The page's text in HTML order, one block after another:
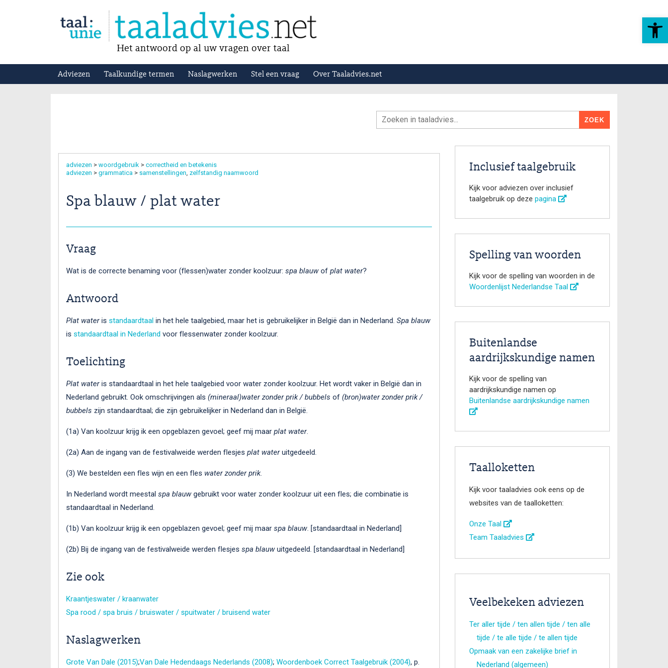
Toolbar openen
Het antwoord op al uw vragen over taal
Adviezen Taalkundige termen Naslagwerken Stel een vraag Over Taaladvies.net
adviezen > woordgebruik > correctheid en betekenis
adviezen > grammatica > samenstellingen zelfstandig naamwoord
Spa blauw / plat water
Vraag
Wat is de correcte benaming voor (flessen)water zonder koolzuur: spa blauw of plat water?
Antwoord
Plat wateris standaardtaal in het hele taalgebied, maar het is gebruikelijker in België dan in Nederland. Spa blauw
is standaardtaal in Nederland voor flessenwater zonder koolzuur.
Toelichting
Plat wateris standaardtaal in het hele taalgebied voor water zonder koolzuur. Het wordt vaker in België dan in
Nederland gebruikt. Ook omschrijvingen als (mineraal)water zonder prik / bubbels of (bron)water zonder prik /
bubbels zijn standaardtaal; die zijn gebruikelijker in Nederland dan in België.
(1a) Van koolzuur krijg ik een opgeblazen gevoel; geef mij maar plat water.
(2a) Aan de ingang van de festivalweide werden flesjes plat wateruitgedeeld.
(3) We bestelden een fles wijn en een fles water zonder prik.
In Nederland wordt meestal spa blauw gebruikt voor water zonder koolzuur uit een fles; die combinatie is
standaardtaal in Nederland.
(1b) Van koolzuur krijg ik een opgeblazen gevoel; geef mij maar spa blauw. [standaardtaal in Nederland]
(2b) Bij de ingang van de festivalweide werden flesjes spa blauw uitgedeeld. [standaardtaal in Nederland]
Zie ook
Kraantjeswater / kraanwater
Spa rood / spa bruis / bruiswater / spuitwater / bruisend water
Naslagwerken
Grote Van Dale (2015);Van Dale Hedendaags Nederlands (2008); Woordenboek Correct Taalgebruik (2004), p.
Inclusief taalgebruik
Kijk voor adviezen over inclusief
taalgebruik op deze pagina
Spelling van woorden
Kijk voor de spelling van woorden in de
Woordenlijst Nederlandse Taal
Buitenlandse
aardrijkskundige namen
Kijk voor de spelling van
aardrijkskundige namen op
Buitenlandse aardrijkskundige namen
Taalloketten
Kijk voor taaladvies ook eens op de
websites van de taalloketten:
Onze Taal
Team Taaladvies
Veelbekeken adviezen
Ter aller tijde / ten allen tijde / ten alle
tijde / te alle tijde / te allen tijde
Opmaak van een zakelijke brief in
Nederland (algemeen)